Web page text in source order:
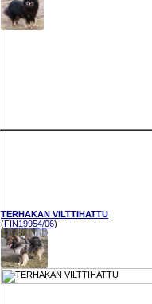
TERHAKAN VILTTIHATTU
(FIN19954/06)